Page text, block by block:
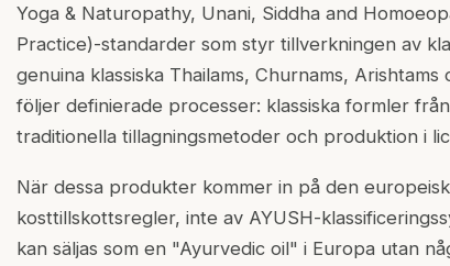
Yoga & Naturopathy, Unani, Siddha and
Practice)-standarder som styr tillverkningen av
genuina klassiska Thailams, Churnams,
följer definierade processer: klassiska formler
traditionella tillagningsmetoder och produktion i
När dessa produkter kommer in på den
kosttillskottsregler, inte av AYUSH-
kan säljas som en "Ayurvedic oil" i Europa utan